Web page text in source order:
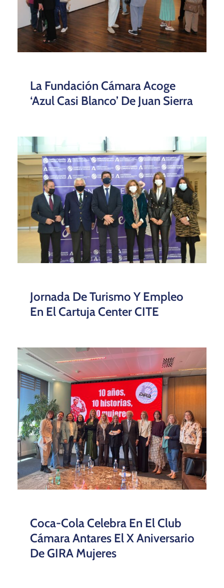
La Fundación Cámara Acoge
‘Azul Casi Blanco’ De Juan Sierra
Jornada De Turismo Y Empleo
En El Cartuja Center CITE
Coca-Cola Celebra En El Club
Cámara Antares El X Aniversario
De GIRA Mujeres